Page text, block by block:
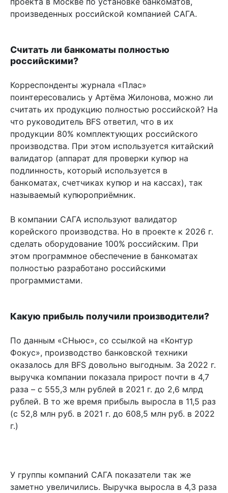
произведенных российской компанией САГА.
Считать ли банкоматы полностью
российскими?
Корреспонденты журнала «Плас»
поинтересовались у Артёма Жилонова, можно ли
считать их продукцию полностью российской? На
что руководитель BFS ответил, что в их
продукции 80% комплектующих российского
производства. При этом используется китайский
валидатор (аппарат для проверки купюр на
подлинность, который используется в
банкоматах, счетчиках купюр и на кассах), так
называемый купюроприёмник.
В компании САГА используют валидатор
корейского производства. Но в проекте к 2026 г.
сделать оборудование 100% российским. При
этом программное обеспечение в банкоматах
полностью разработано российскими
программистами.
Какую прибыль получили производители?
По данным «СНьюс», со ссылкой на «Контур
Фокус», производство банковской техники
оказалось для BFS довольно выгодным. За 2022 г.
выручка компании показала прирост почти в 4,7
раза – с 555,3 млн рублей в 2021 г. до 2,6 млрд
рублей. В то же время прибыль выросла в 11,5 раз
(с 52,8 млн руб. в 2021 г. до 608,5 млн руб. в 2022
г.)
У группы компаний САГА показатели так же
заметно увеличились. Выручка выросла в 4,3 раза